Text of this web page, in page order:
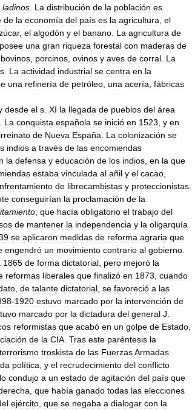
ladinos La distribución de la población es
de la economía del país es la agricultura el
, el algodón y el banano La agricultura de
posee una gran riqueza forestal con maderas de
bovinos porcinos ovinos y aves de corral La
La actividad industrial se centra en la
una refinería de petróleo una acería fábricas
desde el s XI la llegada de pueblos del área
La conquista española se inició en 1523 y en
de Nueva España La colonización se
indios a través de las encomiendas
la defensa y educación de los indios en la que
estaba vinculada al añil y el cacao
de librecambistas y proteccionistas
conseguirían la proclamación de la
que hacía obligatorio el trabajo del
de mantener la independencia y la oligarquía
se aplicaron medidas de reforma agraria que
engendró un movimiento contrario al gobierno
1865 de forma dictatorial pero mejoró la
reformas liberales que finalizó en 1873 cuando
de talante dictatorial se favoreció a las
-1920 estuvo marcado por la intervención de
marcado por la dictadura del general J
reformistas que acabó en un golpe de Estado
de la CIA Tras este paréntesis la
terrorismo troskista de las FuerzasArmadas
política y el recrudecimiento del conflicto
condujo a un estado de agitación del país que
que había ganado todas las elecciones
ejército que se negaba a dialogar con la